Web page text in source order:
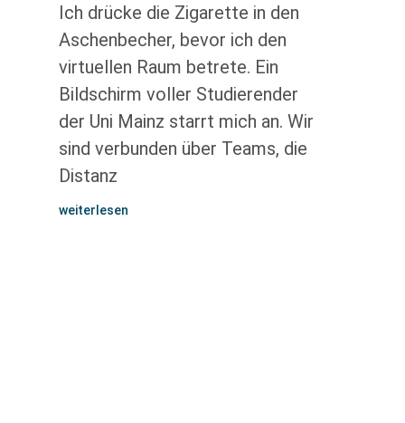
Ich drücke die Zigarette in den
Aschenbecher, bevor ich den
virtuellen Raum betrete. Ein
Bildschirm voller Studierender
der Uni Mainz starrt mich an. Wir
sind verbunden über Teams, die
Distanz
weiterlesen